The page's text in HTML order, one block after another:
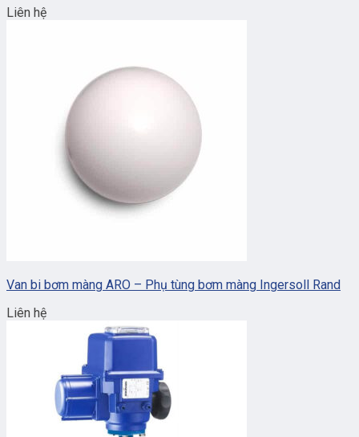
Liên hệ
Van bi bơm màng ARO – Phụ tùng bơm màng Ingersoll Rand
Liên hệ